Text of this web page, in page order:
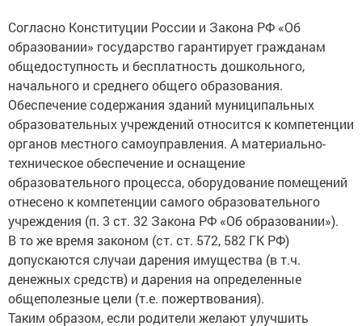
Согласно Конституции России и Закона РФ «Об
образовании» государство гарантирует гражданам
общедоступность и бесплатность дошкольного,
начального и среднего общего образования.
Обеспечение содержания зданий муниципальных
образовательных учреждений относится к компетенции
органов местного самоуправления. А материально-
техническое обеспечение и оснащение
образовательного процесса, оборудование помещений
отнесено к компетенции самого образовательного
учреждения (п. 3 ст. 32 Закона РФ «Об образовании»).
В то же время законом (ст. ст. 572, 582 ГК РФ)
допускаются случаи дарения имущества (в т.ч.
денежных средств) и дарения на определенные
общеполезные цели (т.е. пожертвования).
Таким образом, если родители желают улучшить